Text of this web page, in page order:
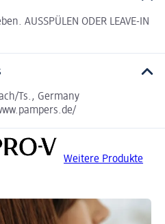
AUSSPÜLEN ODER LEAVE-IN
Ts., Germany
Weitere Produkte